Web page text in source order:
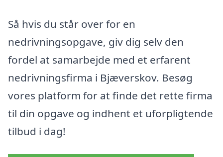
Så hvis du står over for en
nedrivningsopgave, giv dig selv den
fordel at samarbejde med et erfarent
nedrivningsfirma i Bjæverskov. Besøg
vores platform for at finde det rette firma
til din opgave og indhent et uforpligtende
tilbud i dag!